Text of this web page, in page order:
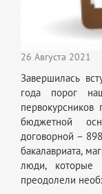
26 Августа 2021
Завершилась
года порог
бюджетной
договорной –
бакалавриата,
люди, которые
преодолели